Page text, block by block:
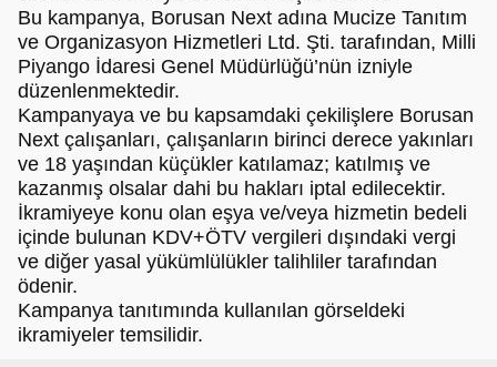
Bu kampanya, Borusan Next adına Mucize Tanıtım
ve Organizasyon Hizmetleri Ltd. Şti. tarafından, Milli
Piyango İdaresi Genel Müdürlüğü’nün izniyle
düzenlenmektedir.
Kampanyaya ve bu kapsamdaki çekilişlere Borusan
Next çalışanları, çalışanların birinci derece yakınları
ve 18 yaşından küçükler katılamaz; katılmış ve
kazanmış olsalar dahi bu hakları iptal edilecektir.
İkramiyeye konu olan eşya ve/veya hizmetin bedeli
içinde bulunan KDV+ÖTV vergileri dışındaki vergi
ve diğer yasal yükümlülükler talihliler tarafından
ödenir.
Kampanya tanıtımında kullanılan görseldeki
ikramiyeler temsilidir.